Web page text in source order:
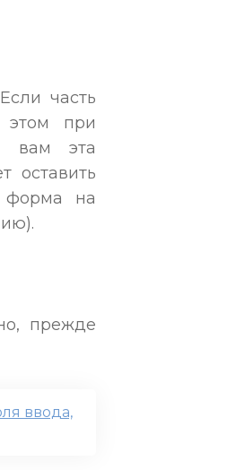
Если часть
этом при
вам эта
оставить
форма на
прежде
ввода,